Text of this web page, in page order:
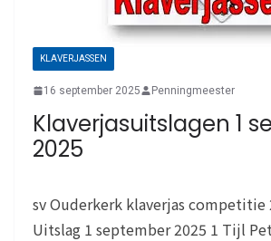
KLAVERJASSEN
16 september 2025 Penningmeester
Klaverjasuitslagen 1
2025
sv Ouderkerk klaverjas competitie
Uitslag 1 september 2025 1 Tijl